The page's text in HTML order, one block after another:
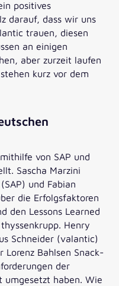
positives
darauf, dass wir uns
trauen, diesen
an einigen
aber zurzeit laufen
kurz vor dem
von SAP und
Sascha Marzini
und Fabian
die Erfolgsfaktoren
den Lessons Learned
Henry
Schneider (valantic)
Lorenz Bahlsen Snack-
der
haben. Wie